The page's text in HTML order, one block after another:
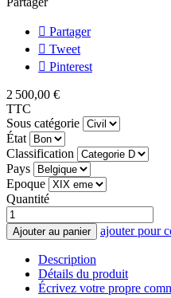
Partager
Tweet
Pinterest
2 500,00 €
TTC
Sous catégorie
État
Classification
Pays
Epoque
Quantité
Ajouter au panier ajouter pour
Description
Détails du produit
Écrivez votre propre